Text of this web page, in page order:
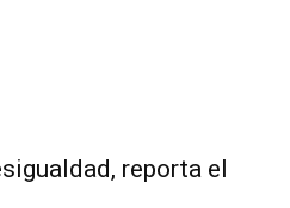
reporta el